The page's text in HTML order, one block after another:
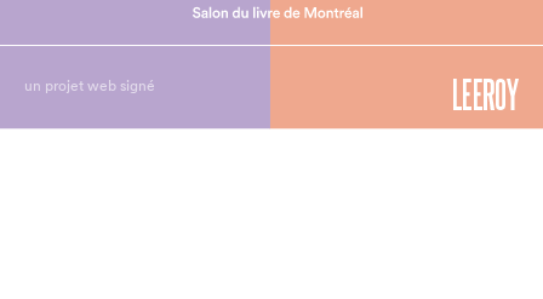
un projet web signé